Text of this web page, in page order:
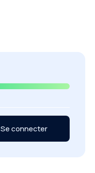
Se connecter